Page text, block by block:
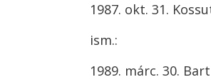
1987. okt. 31.
ism.:
1989. márc. 30.